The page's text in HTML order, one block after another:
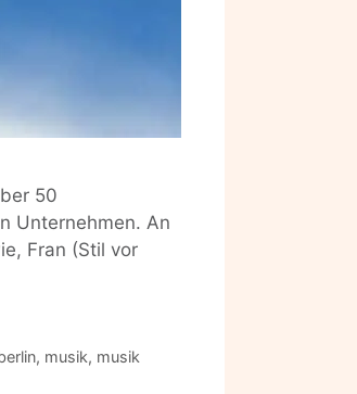
50
Unternehmen. An
Fran (Stil vor
, musik, musik